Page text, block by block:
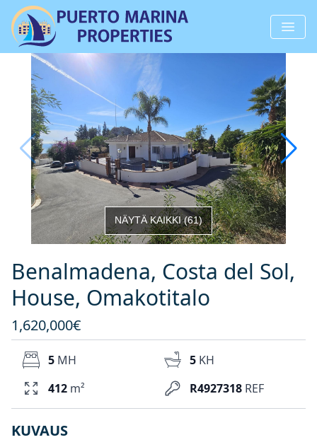
NÄYTÄ KAIKKI(61)
Benalmadena, Costa del Sol,
House, Omakotitalo
1,620,000€
R4927318 REF
5 MH 5 KH
412 m²
KUVAUS